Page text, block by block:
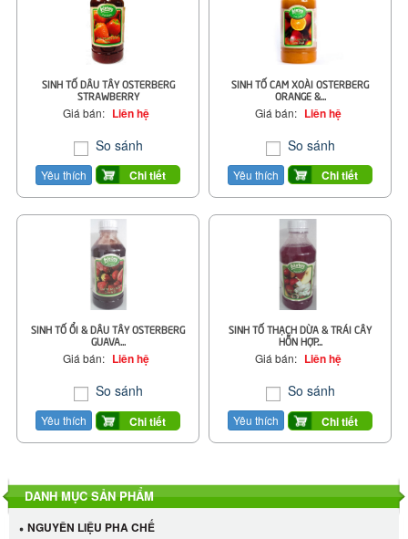
SINH TỐ DÂU TÂY OSTERBERG
STRAWBERRY
Giá bán: Liên hệ
So sánh
Yêu thích Chi tiết
SINH TỐ CAM XOÀI OSTERBERG
ORANGE &...
Giá bán: Liên hệ
So sánh
Yêu thích Chi tiết
SINH TỐ ỔI & DÂU TÂY OSTERBERG
GUAVA...
Giá bán: Liên hệ
So sánh
Yêu thích Chi tiết
SINH TỐ THẠCH DỪA & TRÁI CÂY
HỖN HỢP...
Giá bán: Liên hệ
So sánh
Yêu thích Chi tiết
DANH MỤC SẢN PHẨM
NGUYÊN LIỆU PHA CHẾ